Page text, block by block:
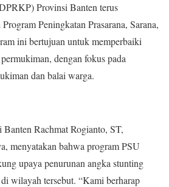
Provinsi Banten terus
Peningkatan Prasarana, Sarana,
ini bertujuan untuk memperbaiki
dengan fokus pada
dan balai warga.
Rachmat Rogianto, ST,
menyatakan bahwa program PSU
upaya penurunan angka stunting
wilayah tersebut. “Kami berharap